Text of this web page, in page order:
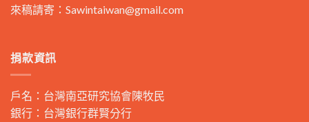
來稿請寄： Sawintaiwan@gmail.com
捐款資訊
戶名：台灣南亞研究協會陳牧民
銀行：台灣銀行群賢分行